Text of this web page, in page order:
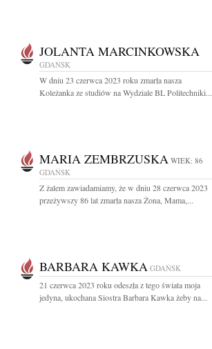
JOLANTA MARCINKOWSKA
GDAŃSK
W dniu 23 czerwca 2023 roku zmarła nasza
Koleżanka ze studiów na Wydziale BL Politechniki...
MARIA ZEMBRZUSKA WIEK: 86
GDAŃSK
Z żalem zawiadamiamy, że w dniu 28 czerwca 2023
przeżywszy 86 lat zmarła nasza Żona, Mama,...
BARBARA KAWKA GDAŃSK
21 czerwca 2023 roku odeszła z tego świata moja
jedyna, ukochana Siostra Barbara Kawka żeby na...